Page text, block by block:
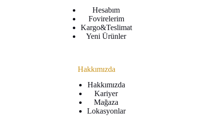
Hesabım
Fovirelerim
Kargo&Teslimat
Yeni Ürünler
Hakkımızda
Hakkımızda
Kariyer
Mağaza
Lokasyonlar